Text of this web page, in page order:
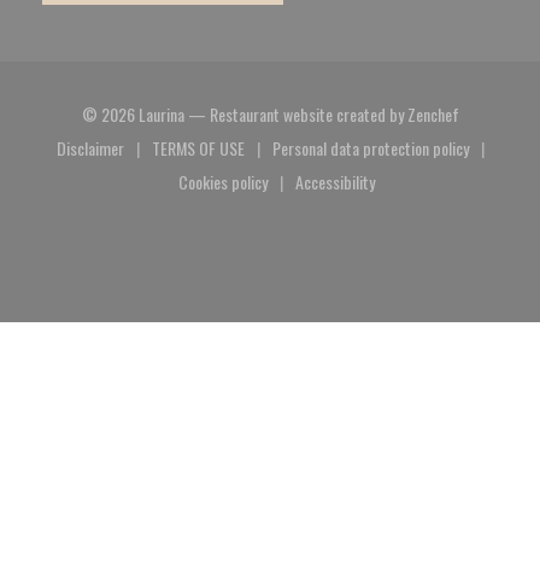
© 2026 Laurina — Restaurant website created byZenchef((opens in a
Disclaimer
((opens in a new window))
TERMS OF USE
((opens in a new window))
Personal data protection policy
((opens in a new window))
Cookies policy
((opens in a new window))
Accessibility
((opens in a new window))